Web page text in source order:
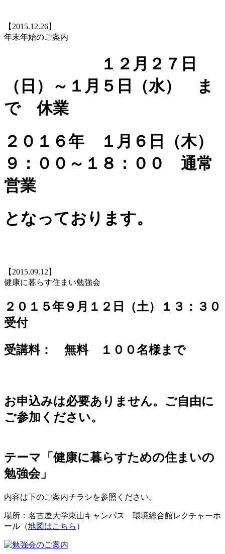
【2015.12.26】
年末年始のご案内
１２月２７日
（日）～１月５日（水） ま
で 休業
２０１６年 １月６日（木）
９：００～１８：００ 通常
営業
となっております。
【2015.09.12】
健康に暮らす住まい勉強会
２０１５年９月１２日（土）１３：３０
受付
受講料： 無料 １００名様まで
お申込みは必要ありません。ご自由に
ご参加ください。
テーマ「健康に暮らすための住まいの
勉強会」
内容は下のご案内チラシを参照ください。
場所：名古屋大学東山キャンパス 環境総合館レクチャーホ
ール（地図はこちら ）